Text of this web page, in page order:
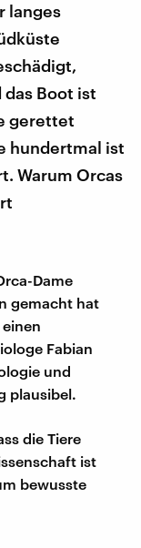
langes
Boot ist
gerettet
hundertmal ist
Warum Orcas
Dame
gemacht hat
Fabian
und
plausibel.
die Tiere
ist
bewusste